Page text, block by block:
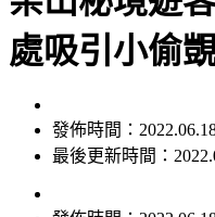
柴山秘境遊
處吸引小偷
發佈時間：